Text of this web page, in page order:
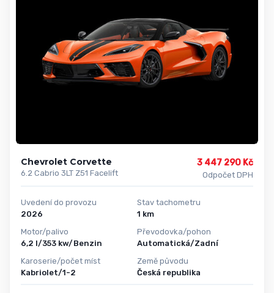
Chevrolet Corvette
6.2 Cabrio 3LT Z51 Facelift
3 447 290 Kč
Odpočet DPH
Uvedení do provozu
2026
Motor/palivo
6,2 l/353 kw/Benzin
Karoserie/počet míst
Kabriolet/1-2
Stav tachometru
1 km
Převodovka/pohon
Automatická/Zadní
Země původu
Česká republika